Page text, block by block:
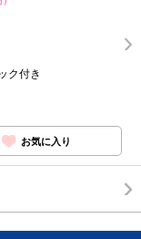
ク付き
お気に入り